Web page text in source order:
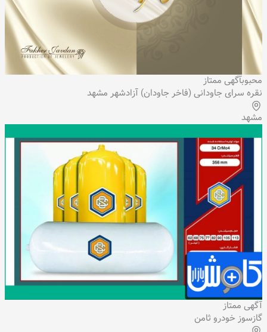
محبوبآگهی ممتاز
نقره سرای جاودانی (فاخر جاودان) آزادشهر مشهد
مشهد
آگهی ممتاز
گازسوز خودرو ثامن